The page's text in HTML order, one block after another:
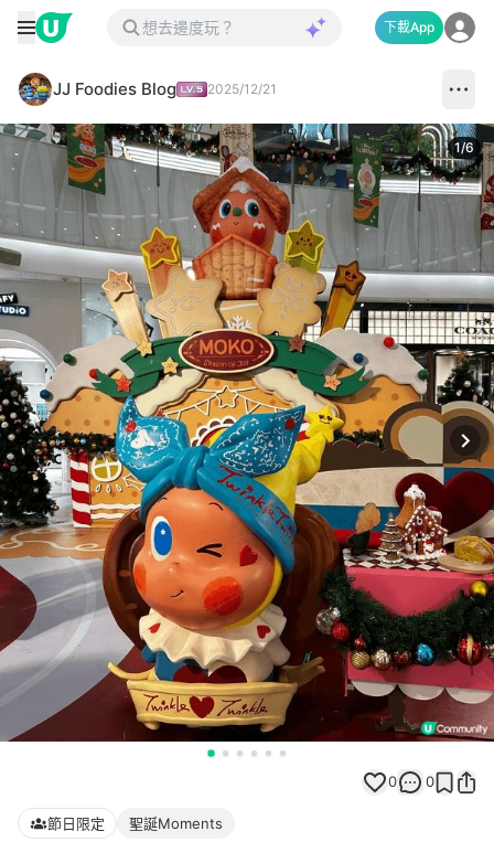
下載App
JJ Foodies Blog 2025/12/21
1/6
0 0
節日限定 聖誕Moments